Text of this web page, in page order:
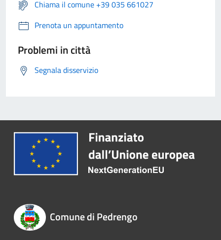
Chiama il comune +39 035 661027
Prenota un appuntamento
Problemi in città
Segnala disservizio
Comune di Pedrengo